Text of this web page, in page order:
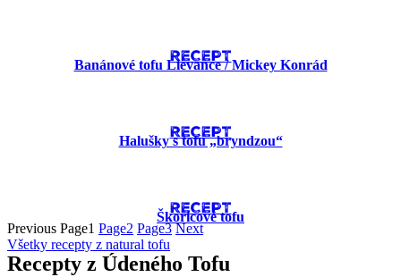
RECEPT
Banánové tofu Lievance​ / Mickey Konrád
RECEPT
Halušky s tofu „bryndzou“
RECEPT
Škoricové tofu
Previous Page1 Page2 Page3 Next
Všetky recepty z natural tofu
Recepty z Údeného Tofu